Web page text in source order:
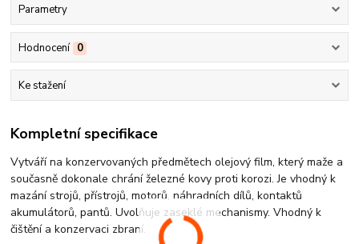
Parametry
Hodnocení 0
Ke stažení
Kompletní specifikace
Vytváří na konzervovaných předmětech olejový film, který maže a
současně dokonale chrání železné kovy proti korozi. Je vhodný k
mazání strojů, přístrojů, motorů, náhradních dílů, kontaktů
akumulátorů, pantů. Uvolňuje zaseklé mechanismy. Vhodný k
čištění a konzervaci zbraní.